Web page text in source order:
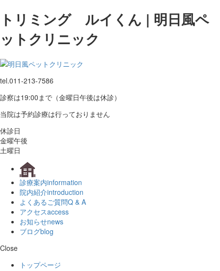
トリミング ルイくん | 明日風ペ
ットクリニック
tel.011-213-7586
診察は19:00まで（金曜日午後は休診）
当院は予約診療は行っておりません
休診日
金曜午後
土曜日
診療案内information
院内紹介introduction
よくあるご質問Q & A
アクセスaccess
お知らせnews
ブログblog
Close
トップページ